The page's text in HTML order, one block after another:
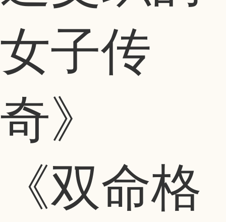
《双命格